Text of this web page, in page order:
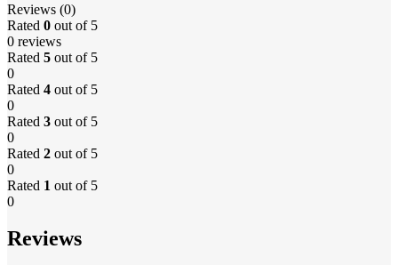
Reviews (0)
Rated 0 out of 5
0 reviews
Rated 5 out of 5
0
Rated 4 out of 5
0
Rated 3 out of 5
0
Rated 2 out of 5
0
Rated 1 out of 5
0
Reviews